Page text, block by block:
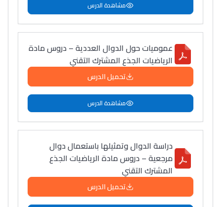
مشاهدة الدرس
عموميات حول الدوال العددية – دروس مادة
الرياضيات الجذع المشترك التقني
تحميل الدرس
مشاهدة الدرس
دراسة الدوال وتمثيلها باستعمال دوال
مرجعية – دروس مادة الرياضيات الجذع
المشترك التقني
تحميل الدرس